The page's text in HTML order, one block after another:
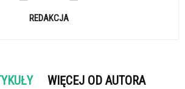
REDAKCJA
WIĘCEJ OD AUTORA